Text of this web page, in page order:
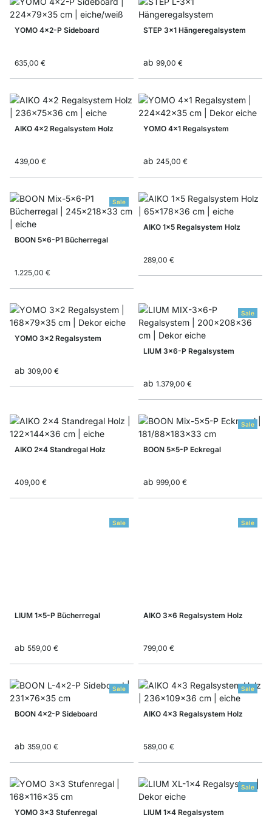
YOMO 4x2-P Sideboard
635,00 €
STEP 3x1 Hängeregalsystem
ab 99,00 €
AIKO 4x2 Regalsystem Holz
439,00 €
YOMO 4x1 Regalsystem
ab 245,00 €
Sale
BOON 5x6-P1 Bücherregal
1.225,00 €
AIKO 1x5 Regalsystem Holz
289,00 €
YOMO 3x2 Regalsystem
ab 309,00 €
Sale
LIUM 3x6-P Regalsystem
ab 1.379,00 €
AIKO 2x4 Standregal Holz
409,00 €
Sale
BOON 5x5-P Eckregal
ab 999,00 €
Sale
LIUM 1x5-P Bücherregal
ab 559,00 €
Sale
AIKO 3x6 Regalsystem Holz
799,00 €
Sale
BOON 4x2-P Sideboard
ab 359,00 €
Sale
AIKO 4x3 Regalsystem Holz
589,00 €
YOMO 3x3 Stufenregal
Sale
LIUM 1x4 Regalsystem